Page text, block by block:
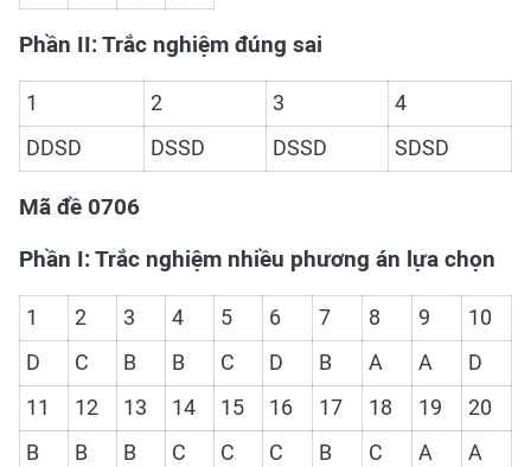
Phần II: Trắc nghiệm đúng sai
1 2 3
4
DDSD
DSSD DSSD SDSD
Mã đề 0706
Phần I: Trắc nghiệm nhiều phương án lựa chọn
1 2 3 4 5 6 7 8 9
10
D
C B B C D B A A
D
11
12 13 14 15 16 17 18 19
20
B
B B C C C B C A
A